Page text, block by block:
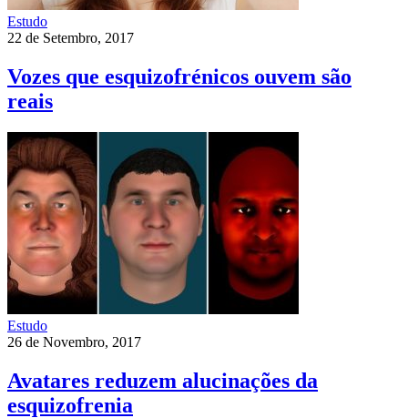
Estudo
22 de Setembro, 2017
Vozes que esquizofrénicos ouvem são
reais
Estudo
26 de Novembro, 2017
Avatares reduzem alucinações da
esquizofrenia